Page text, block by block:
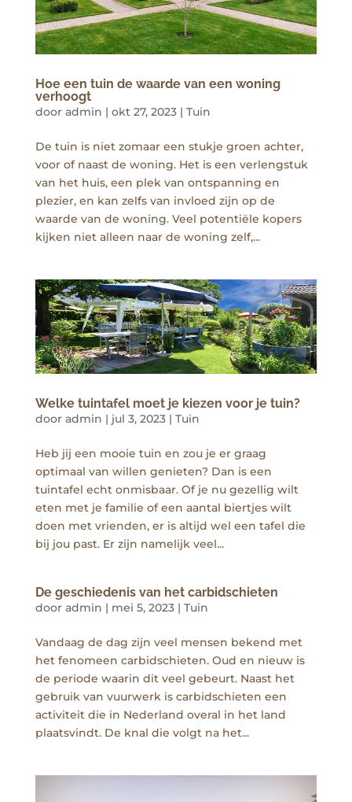
Hoe een tuin de waarde van een woning
verhoogt
door admin | okt 27, 2023 | Tuin
De tuin is niet zomaar een stukje groen achter,
voor of naast de woning. Het is een verlengstuk
van het huis, een plek van ontspanning en
plezier, en kan zelfs van invloed zijn op de
waarde van de woning. Veel potentiële kopers
kijken niet alleen naar de woning zelf,...
Welke tuintafel moet je kiezen voor je tuin?
door admin | jul 3, 2023 | Tuin
Heb jij een mooie tuin en zou je er graag
optimaal van willen genieten? Dan is een
tuintafel echt onmisbaar. Of je nu gezellig wilt
eten met je familie of een aantal biertjes wilt
doen met vrienden, er is altijd wel een tafel die
bij jou past. Er zijn namelijk veel...
De geschiedenis van het carbidschieten
door admin | mei 5, 2023 | Tuin
Vandaag de dag zijn veel mensen bekend met
het fenomeen carbidschieten. Oud en nieuw is
de periode waarin dit veel gebeurt. Naast het
gebruik van vuurwerk is carbidschieten een
activiteit die in Nederland overal in het land
plaatsvindt. De knal die volgt na het...